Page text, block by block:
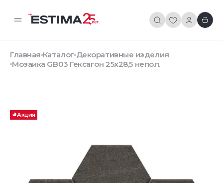
Главная Каталог Декоративные изделия
Мозаика GB03 Гексагон 25x28,5 непол.
Акция